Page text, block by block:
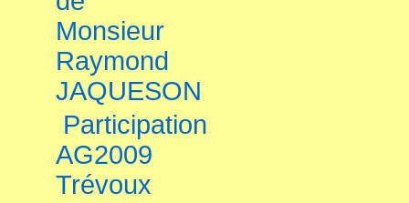
Monsieur
Raymond
JAQUESON
Participation
AG2009
Trévoux